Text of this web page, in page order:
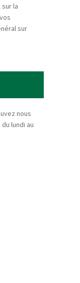
la
sur
nous
lundi au